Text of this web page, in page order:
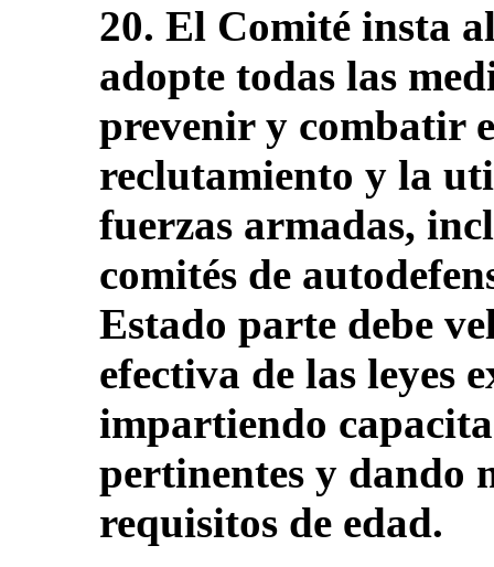
20. El Comité insta
adopte todas las
prevenir y combatir
reclutamiento y la
fuerzas armadas,
comités de
Estado parte debe
efectiva de las leyes
impartiendo
pertinentes y dando
requisitos de edad.